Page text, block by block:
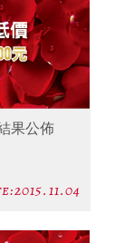
果公佈